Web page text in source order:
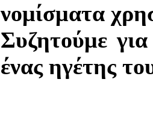
νομίσματα
Συζητούμε
ένας ηγέτης